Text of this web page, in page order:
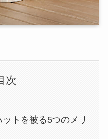
次
トを被る5つのメリ